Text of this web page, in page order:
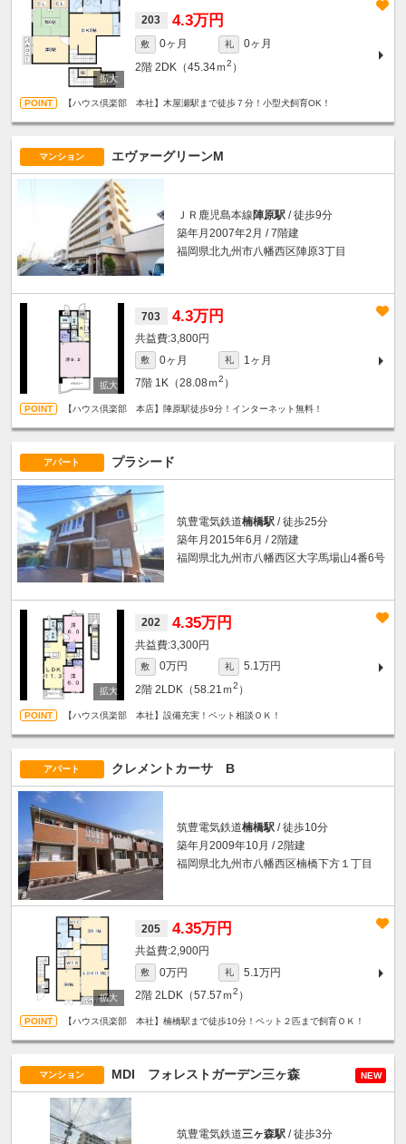
203 4.3万円
敷 0ヶ月 礼
0ヶ月
2階 2DK（45.34ｍ2 ）
【ハウス倶楽部 本社】木屋瀬駅まで徒歩７分！小型犬飼育OK！
マンション エヴァーグリーンM
ＪＲ鹿児島本線 陣原駅 / 徒歩9分
築年月2007年2月 / 7階建
福岡県北九州市八幡西区陣原3丁目
703 4.3万円
3,800円
敷 0ヶ月 礼
1ヶ月
7階 1K（28.08ｍ2 ）
【ハウス倶楽部 本店】陣原駅徒歩9分！インターネット無料！
アパート プラシード
筑豊電気鉄道楠橋駅 / 徒歩25分
築年月2015年6月 / 2階建
福岡県北九州市八幡西区大字馬場山4番6号
202 4.35万円
3,300円
敷 0万円 礼
5.1万円
2階 2LDK（58.21ｍ2 ）
【ハウス倶楽部 本社】設備充実！ペット相談ＯＫ！
アパート クレメントカーサ B
筑豊電気鉄道楠橋駅 / 徒歩10分
築年月2009年10月 / 2階建
福岡県北九州市八幡西区楠橋下方１丁目
205 4.35万円
2,900円
敷 0万円 礼
5.1万円
2階 2LDK（57.57ｍ2 ）
【ハウス倶楽部 本社】楠橋駅まで徒歩10分！ペット２匹まで飼育ＯＫ！
マンション MDI フォレストガーデン三ヶ森 NEW
筑豊電気鉄道三ヶ森駅 / 徒歩3分